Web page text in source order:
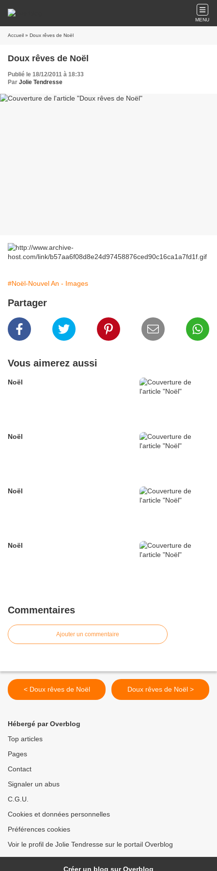
MENU
Accueil » Doux rêves de Noël
Doux rêves de Noël
Publié le 18/12/2011 à 18:33
Par Jolie Tendresse
#Noël-Nouvel An - Images
Partager
Vous aimerez aussi
Noël
Noël
Noël
Noël
Commentaires
Ajouter un commentaire
< Doux rêves de Noël Doux rêves de Noël >
Hébergé par Overblog
Top articles
Pages
Contact
Signaler un abus
C.G.U.
Cookies et données personnelles
Préférences cookies
Voir le profil de Jolie Tendresse sur le portail Overblog
Créer un blog sur Overblog